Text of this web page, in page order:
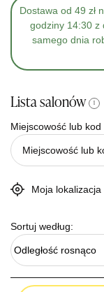
Dostawa od 49 zł
godziny 14:30 z
samego dnia
Lista salonów i
Miejscowość lub
Moja lokalizacja
Sortuj według:
Odległość rosnąco